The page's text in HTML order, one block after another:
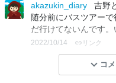
akazukin_diary
吉野
随分前にバスツアー
だ行けてないんです。
2022/10/14 リンク
コ